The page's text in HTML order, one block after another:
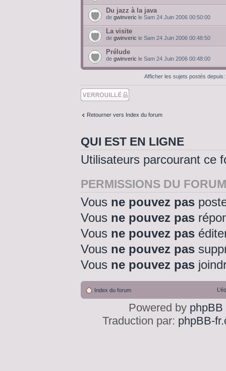
Du jazz à la java
de gwinveric le Sam 24 Juin 2006 00:50:00
La visite
de gwinveric le Sam 24 Juin 2006 00:48:50
Prélude
de gwinveric le Sam 24 Juin 2006 00:48:00
Afficher les sujets postés depuis:
Forum verrouillé
Retourner vers Index du forum
QUI EST EN LIGNE
Utilisateurs parcourant ce
PERMISSIONS DU FORUM
Vous ne pouvez pas
Vous ne pouvez pas
Vous ne pouvez pas
Vous ne pouvez pas
Vous ne pouvez pas
Index du forum
Powered by phpBB
Traduction par: phpBB-